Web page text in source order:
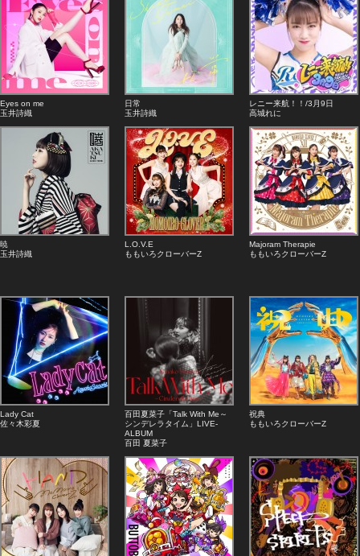
Eyes on me
玉井詩織
日常
玉井詩織
レニー来航！！/3月9日
高城れに
暁
玉井詩織
L.O.V.E
ももいろクローバーZ
Majoram Therapie
ももいろクローバーZ
Lady Cat
佐々木彩夏
百田夏菜子「Talk With Me～
シンデレラタイム」LIVE-
ALBUM
百田 夏菜子
祝典
ももいろクローバーZ